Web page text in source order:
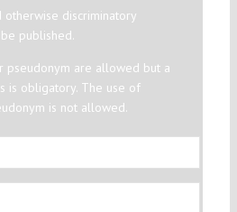
otherwise discriminatory
published.
pseudonym are allowed but a
is obligatory. The use of
is not allowed.